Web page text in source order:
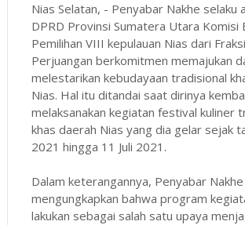
Nias Selatan, - Penyabar Nakhe selaku
DPRD Provinsi Sumatera Utara Komisi
Pemilihan VIII kepulauan Nias dari
Perjuangan berkomitmen memajukan
melestarikan kebudayaan tradisional
Nias. Hal itu ditandai saat dirinya
melaksanakan kegiatan festival kuliner
khas daerah Nias yang dia gelar sejak
2021 hingga 11 Juli 2021.
Dalam keterangannya, Penyabar Nakhe
mengungkapkan bahwa program
lakukan sebagai salah satu upaya